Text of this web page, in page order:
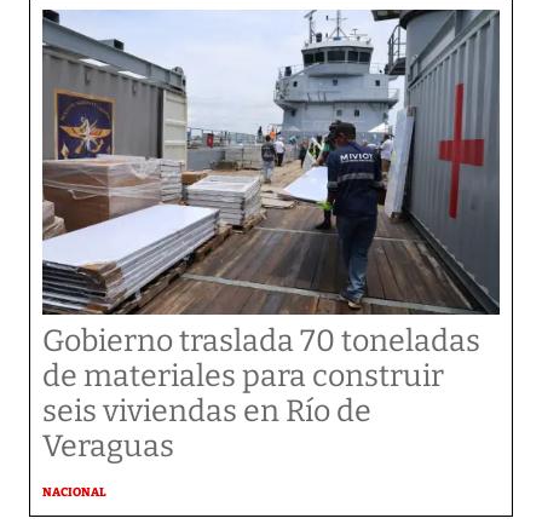
Gobierno traslada 70 toneladas
de materiales para construir
seis viviendas en Río de
Veraguas
NACIONAL